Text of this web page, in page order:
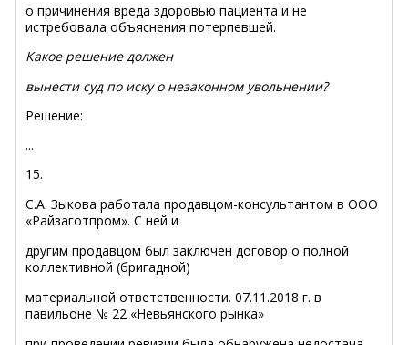
о причинения вреда здоровью пациента и не
истребовала объяснения потерпевшей.
Какое решение должен
вынести суд по иску о незаконном увольнении?
Решение:
...
15.
С.А. Зыкова работала продавцом-консультантом в ООО
«Райзаготпром». С ней и
другим продавцом был заключен договор о полной
коллективной (бригадной)
материальной ответственности. 07.11.2018 г. в
павильоне № 22 «Невьянского рынка»